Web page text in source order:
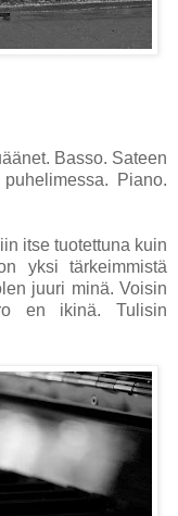
Basso. Sateen
Piano.
itse tuotettuna kuin
yksi tärkeimmistä
juuri minä. Voisin
en ikinä. Tulisin